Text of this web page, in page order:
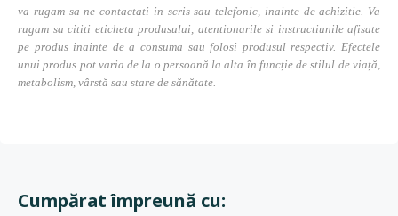
va rugam sa ne contactati in scris sau telefonic, inainte de achizitie. Va
rugam sa cititi eticheta produsului, atentionarile si instructiunile afisate
pe produs inainte de a consuma sau folosi produsul respectiv. Efectele
unui produs pot varia de la o persoană la alta în funcție de stilul de viață,
metabolism, vârstă sau stare de sănătate.
Cumpărat împreună cu: